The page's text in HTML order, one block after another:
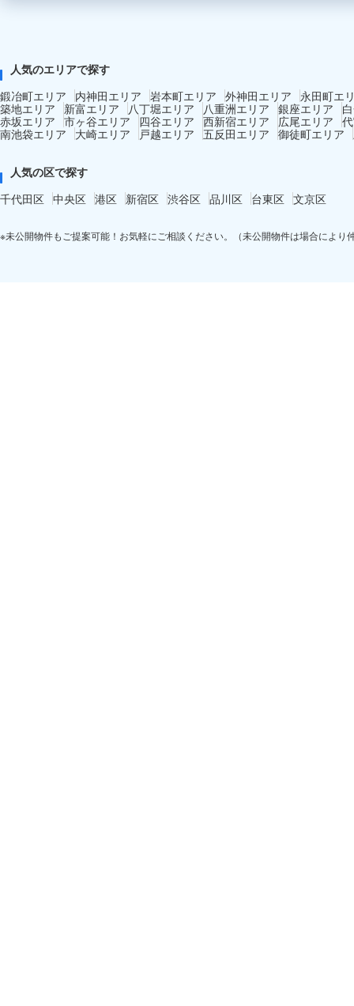
人気のエリアで探す
鍛冶町エリア
内神田エリア 岩本町エリア 外神田エリア
永田町エ
築地エリア
新富エリア 八丁堀エリア 八重洲エリア 銀座エリア
赤坂エリア 市ヶ谷エリア 四谷エリア 西新宿エリア 広尾エリア
南池袋エリア
大崎エリア 戸越エリア 五反田エリア 御徒町エリア
人気の区で探す
千代田区 中央区 港区 新宿区 渋谷区 品川区 台東区 文京区
※未公開物件もご提案可能！お気軽にご相談ください。（未公開物件は場合により